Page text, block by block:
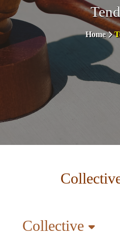
Home
Collective